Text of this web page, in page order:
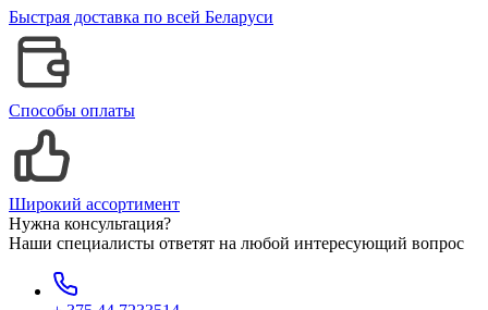
Быстрая доставка по всей Беларуси
Способы оплаты
Широкий ассортимент
Нужна консультация?
Наши специалисты ответят на любой интересующий вопрос